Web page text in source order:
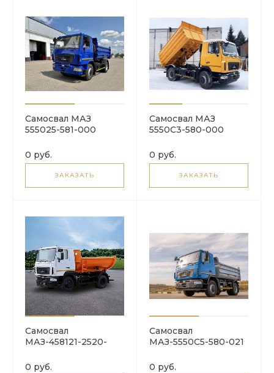
Самосвал МАЗ
555025-581-000
0 руб.
ЗАКАЗАТЬ
Самосвал МАЗ
5550C3-580-000
0 руб.
ЗАКАЗАТЬ
Самосвал
МАЗ-458121-2520-
0 руб.
Самосвал
МАЗ-5550С5-580-021
0 руб.